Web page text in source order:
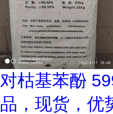
对枯基苯酚
品，现货，优